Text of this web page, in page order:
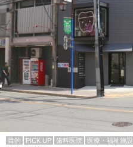
目的 PICK UP 歯科医院 医療・福祉施設